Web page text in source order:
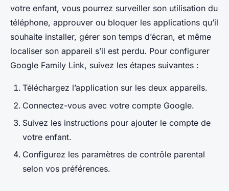
votre enfant, vous pourrez surveiller son utilisation du
téléphone, approuver ou bloquer les applications qu’il
souhaite installer, gérer son temps d’écran, et même
localiser son appareil s’il est perdu. Pour configurer
Google Family Link, suivez les étapes suivantes :
Téléchargez l’application sur les deux appareils.
Connectez-vous avec votre compte Google.
Suivez les instructions pour ajouter le compte de
votre enfant.
Configurez les paramètres de contrôle parental
selon vos préférences.